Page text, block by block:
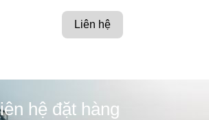
Liên hệ
hệ đặt hàng